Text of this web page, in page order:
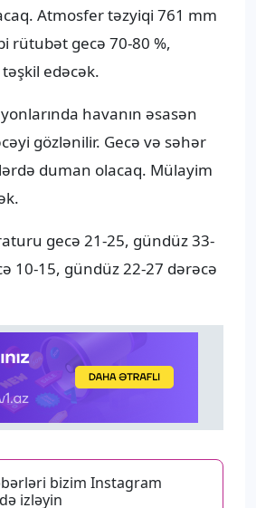
Atmosfer təzyiqi 761 mm
rütubət gecə 70-80 %,
edəcək.
havanın əsasən
gözlənilir. Gecə və səhər
duman olacaq. Mülayim
gecə 21-25, gündüz 33-
10-15, gündüz 22-27 dərəcə
bizim Instagram
izləyin